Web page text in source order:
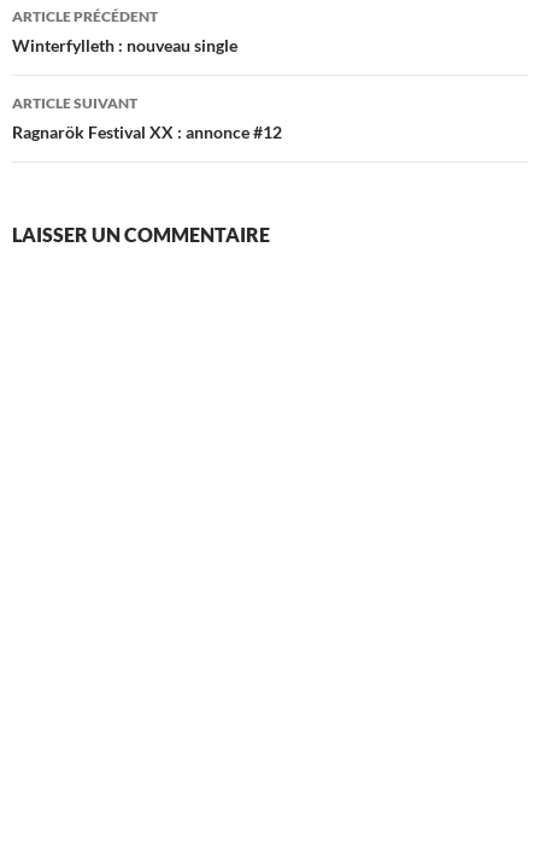
des
articles
ARTICLE PRÉCÉDENT
Winterfylleth : nouveau single
ARTICLE SUIVANT
Ragnarök Festival XX : annonce #12
LAISSER UN COMMENTAIRE